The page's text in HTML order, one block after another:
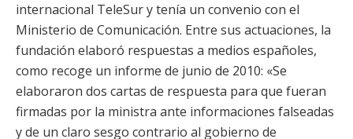
internacional TeleSur y tenía un convenio con el
Ministerio de Comunicación. Entre sus actuaciones, la
fundación elaboró respuestas a medios españoles,
como recoge un informe de junio de 2010: «Se
elaboraron dos cartas de respuesta para que fueran
firmadas por la ministra ante informaciones falseadas
y de un claro sesgo contrario al gobierno de